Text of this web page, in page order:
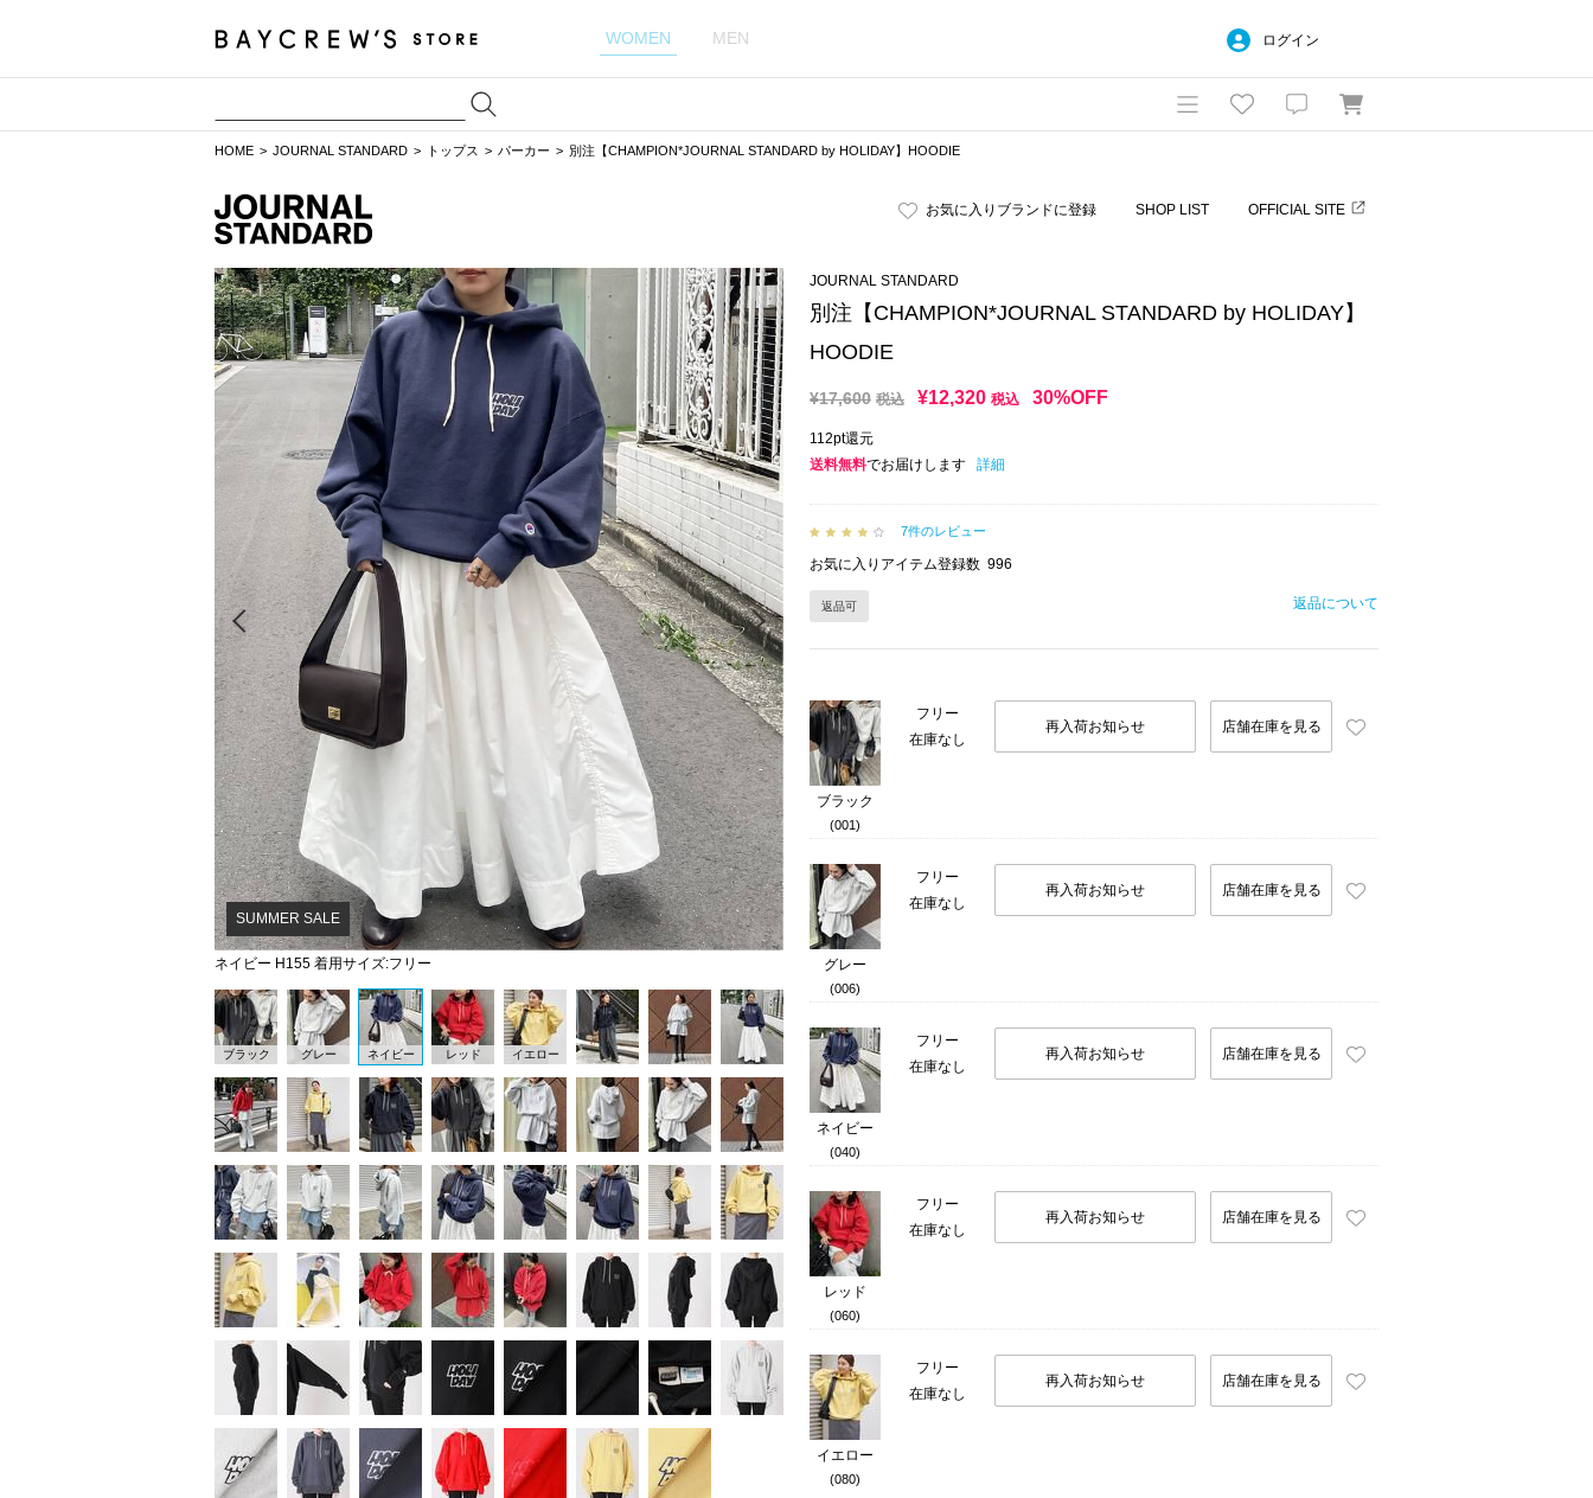
WOMEN MEN ログイン
HOME JOURNAL STANDARD トップス パーカー 別注【CHAMPION*JOURNAL STANDARD by HOLIDAY】HOODIE
お気に入りブランドに登録 SHOP LIST OFFICIAL SITE
ネイビー H155 着用サイズ:フリー
Prev
SUMMER SALE
ブラック グレー ネイビー レッド イエロー
JOURNAL STANDARD
別注【CHAMPION*JOURNAL STANDARD by HOLIDAY】
HOODIE
¥17,600 税込 ¥12,320 税込 30%OFF
112pt還元
送料無料でお届けします 詳細
7件のレビュー
お気に入りアイテム登録数 996
返品可 返品について
ブラック
(001)
フリー
在庫なし
再入荷お知らせ 店舗在庫を見る
グレー
(006)
フリー
在庫なし
再入荷お知らせ 店舗在庫を見る
ネイビー
(040)
フリー
在庫なし
再入荷お知らせ 店舗在庫を見る
レッド
(060)
フリー
在庫なし
再入荷お知らせ 店舗在庫を見る
イエロー
(080)
フリー
在庫なし
再入荷お知らせ 店舗在庫を見る